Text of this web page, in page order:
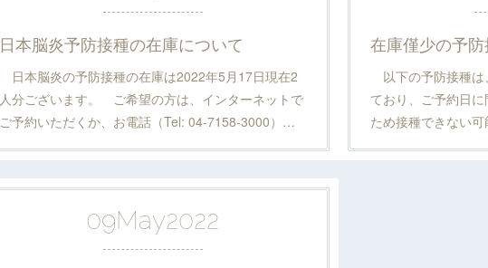
日本脳炎予防接種の在庫について
日本脳炎の予防接種の在庫は2022年5月17日現在2
人分ございます。 ご希望の方は、インターネットで
ご予約いただくか、お電話（Tel: 04-7158-3000）…
在庫僅少の予
以下の予防接種は
ており、ご予約日
ため接種できない
09May2022